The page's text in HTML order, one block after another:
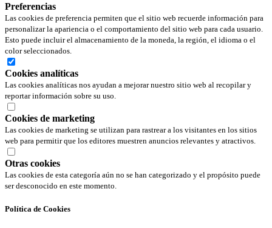
Preferencias
Las cookies de preferencia permiten que el sitio web recuerde información para
personalizar la apariencia o el comportamiento del sitio web para cada usuario.
Esto puede incluir el almacenamiento de la moneda, la región, el idioma o el
color seleccionados.
Cookies analíticas
Las cookies analíticas nos ayudan a mejorar nuestro sitio web al recopilar y
reportar información sobre su uso.
Cookies de marketing
Las cookies de marketing se utilizan para rastrear a los visitantes en los sitios
web para permitir que los editores muestren anuncios relevantes y atractivos.
Otras cookies
Las cookies de esta categoría aún no se han categorizado y el propósito puede
ser desconocido en este momento.
Política de Cookies